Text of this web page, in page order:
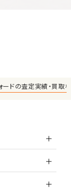
ードの査定実績・買取